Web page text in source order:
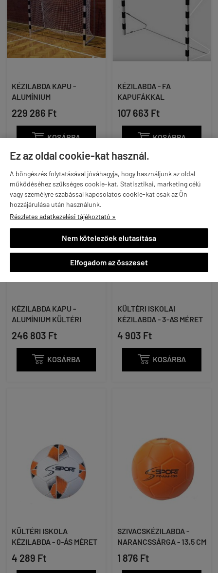
Ez az oldal cookie-kat használ.
A böngészés folytatásával jóváhagyja, hogy használjunk az oldal
működéséhez szükséges cookie-kat. Statisztikai, marketing célú
vagy személyre szabással kapcsolatos cookie-kat csak az Ön
hozzájárulása után használunk.
Részletes adatkezelési tájékoztató »
Nem kötelezőek elutasítása
Elfogadom az összeset
KÉZILABDA KAPU -
ALUMÍNIUM
229 286 Ft
 KOSÁRBA
KÉZILABDA - FA
KAPUFÁKKAL
107 663 Ft
 KOSÁRBA
KÉZILABDA KAPU -
ALUMÍNIUM KÜLTÉRI
246 803 Ft
 KOSÁRBA
KÜLTÉRI ISKOLAI
KÉZILABDA - 3-AS MÉRET
4 903 Ft
 KOSÁRBA
KÜLTÉRI ISKOLA
KÉZILABDA - 0-ÁS MÉRET
4 289 Ft
SZIVACSKÉZILABDA -
NARANCSSÁRGA - 13,5 CM
1 876 Ft